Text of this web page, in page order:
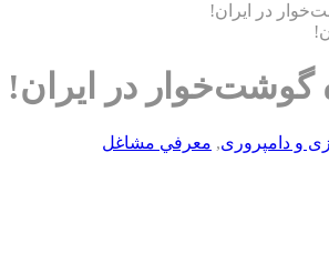
در ایران!
گوشت‌خوار در ایران!
و دامپروری, معرفي مشاغل